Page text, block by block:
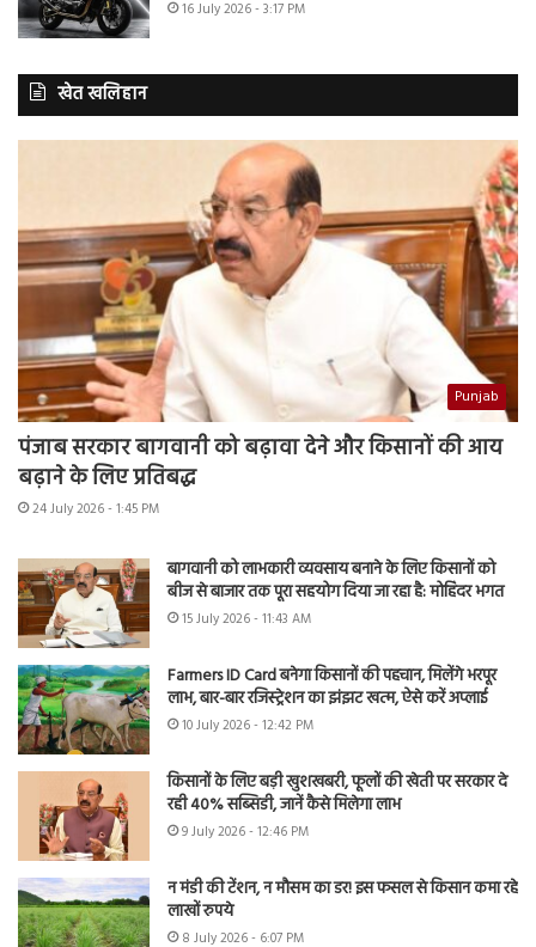
16 July 2026 - 3:17 PM
खेत खलिहान
Punjab
पंजाब सरकार बागवानी को बढ़ावा देने और किसानों की आय
बढ़ाने के लिए प्रतिबद्ध
24 July 2026 - 1:45 PM
बागवानी को लाभकारी व्यवसाय बनाने के लिए किसानों को
बीज से बाजार तक पूरा सहयोग दिया जा रहा है: मोहिंदर भगत
15 July 2026 - 11:43 AM
Farmers ID Card बनेगा किसानों की पहचान, मिलेंगे भरपूर
लाभ, बार-बार रजिस्ट्रेशन का झंझट खत्म, ऐसे करें अप्लाई
10 July 2026 - 12:42 PM
किसानों के लिए बड़ी खुशखबरी, फूलों की खेती पर सरकार दे
रही 40% सब्सिडी, जानें कैसे मिलेगा लाभ
9 July 2026 - 12:46 PM
न मंडी की टेंशन, न मौसम का डर! इस फसल से किसान कमा रहे
लाखों रुपये
8 July 2026 - 6:07 PM